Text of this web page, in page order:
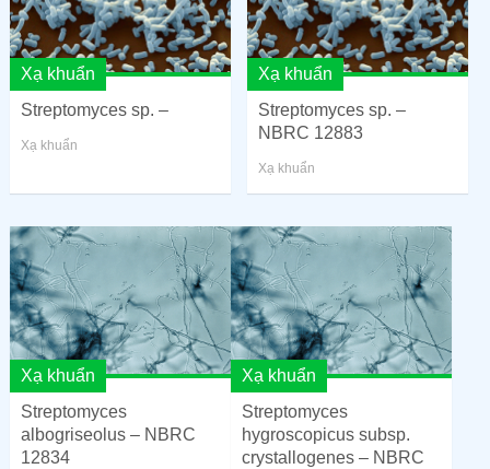
Xạ khuẩn
Streptomyces sp. –
Xạ khuẩn
Xạ khuẩn
Streptomyces sp. –
NBRC 12883
Xạ khuẩn
Xạ khuẩn
Streptomyces
albogriseolus – NBRC
12834
Xạ khuẩn
Streptomyces
hygroscopicus subsp.
crystallogenes – NBRC